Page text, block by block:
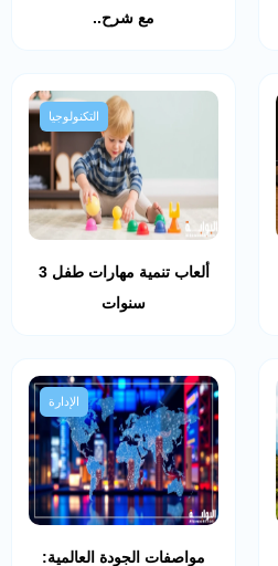
مع شرح..
التكنولوجيا
ألعاب تنمية مهارات طفل 3
سنوات
الإدارة
مواصفات الجودة العالمية: